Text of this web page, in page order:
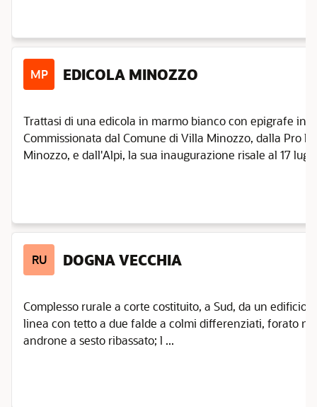
MP EDICOLA MINOZZO
Trattasi di una edicola in marmo bianco con epigrafe in
Commissionata dal Comune di Villa Minozzo, dalla Pro
Minozzo, e dall'Alpi, la sua inaugurazione risale al 17
RU DOGNA VECCHIA
Complesso rurale a corte costituito, a Sud, da un edificio
linea con tetto a due falde a colmi differenziati, forato
androne a sesto ribassato; l ...